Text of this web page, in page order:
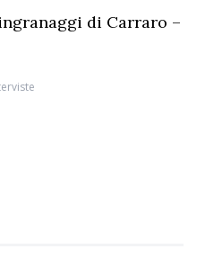
di Carraro –